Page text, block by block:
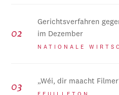
Gerichtsverfahren
im Dezember
NATIONALE
„Wéi, dir maacht